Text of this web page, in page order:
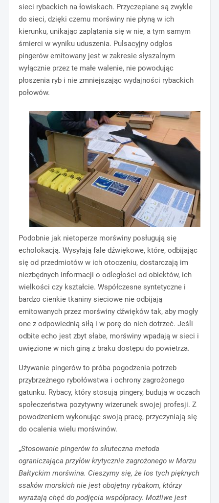
sieci rybackich na łowiskach. Przyczepiane są zwykle
do sieci, dzięki czemu morświny nie płyną w ich
kierunku, unikając zaplątania się w nie, a tym samym
śmierci w wyniku uduszenia. Pulsacyjny odgłos
pingerów emitowany jest w zakresie słyszalnym
wyłącznie przez te małe walenie, nie powodując
płoszenia ryb i nie zmniejszając wydajności rybackich
połowów.
Podobnie jak nietoperze morświny posługują się
echolokacją. Wysyłają fale dźwiękowe, które, odbijając
się od przedmiotów w ich otoczeniu, dostarczają im
niezbędnych informacji o odległości od obiektów, ich
wielkości czy kształcie. Współczesne syntetyczne i
bardzo cienkie tkaniny sieciowe nie odbijają
emitowanych przez morświny dźwięków tak, aby mogły
one z odpowiednią siłą i w porę do nich dotrzeć. Jeśli
odbite echo jest zbyt słabe, morświny wpadają w sieci i
uwięzione w nich giną z braku dostępu do powietrza.
Używanie pingerów to próba pogodzenia potrzeb
przybrzeżnego rybołówstwa i ochrony zagrożonego
gatunku. Rybacy, który stosują pingery, budują w oczach
społeczeństwa pozytywny wizerunek swojej profesji. Z
powodzeniem wykonując swoją pracę, przyczyniają się
do ocalenia wielu morświnów.
„Stosowanie pingerów to skuteczna metoda
ograniczająca przyłów krytycznie zagrożonego w Morzu
Bałtyckim morświna. Cieszymy się, że los tych pięknych
ssaków morskich nie jest obojętny rybakom, którzy
wyrażają chęć do podjęcia współpracy. Możliwe jest